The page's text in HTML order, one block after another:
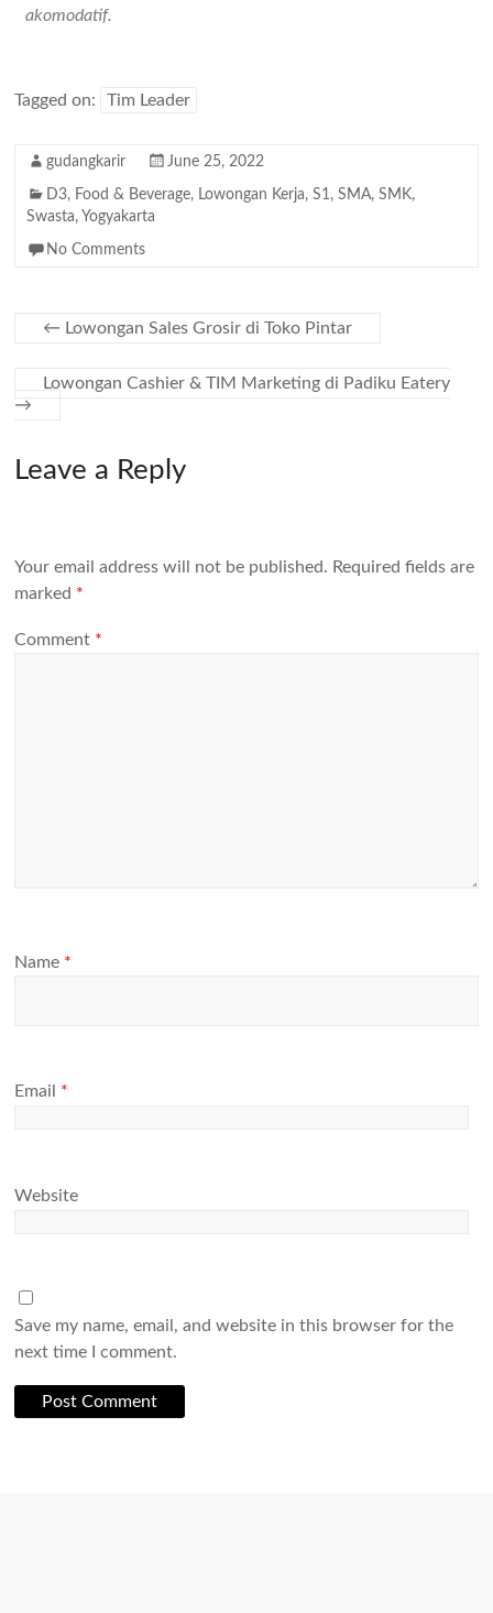
akomodatif.
Tagged on: Tim Leader
gudangkarir June 25, 2022
D3, Food & Beverage, Lowongan Kerja,S1,SMA,SMK,
Swasta, Yogyakarta
No Comments
← Lowongan Sales Grosir di Toko Pintar
Lowongan Cashier & TIM Marketing di Padiku Eatery
→
Leave a Reply
Your email address will not be published. Required fields are
marked *
Comment *
Name *
Email *
Website
Save my name, email, and website in this browser for the
next time I comment.